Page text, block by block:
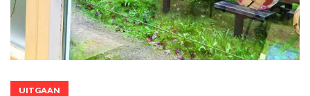
UITGAAN